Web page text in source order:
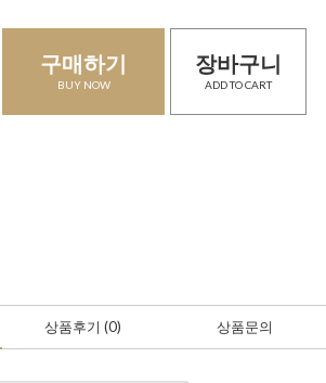
구매하기
BUY NOW
장바구니
ADD TO CART
상품후기 (0) 상품문의